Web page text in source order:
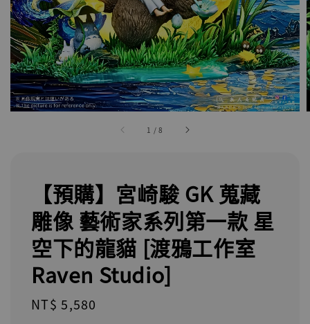
1 /8
【預購】宮崎駿 GK 蒐藏
雕像 藝術家系列第一款 星
空下的龍貓 [渡鴉工作室
Raven Studio]
Regular
NT$ 5,580